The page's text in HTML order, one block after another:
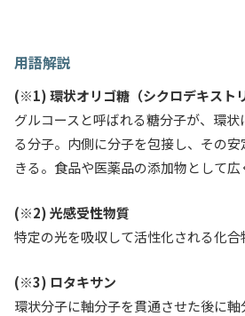
用語解説
(※1) 環状オリゴ糖（シクロデキストリ
グルコースと呼ばれる糖分子が、環状
る分子。内側に分子を包接し、その
きる。食品や医薬品の添加物として広
(※2) 光感受性物質
特定の光を吸収して活性化される化合
(※3) ロタキサン
環状分子に軸分子を貫通させた後に